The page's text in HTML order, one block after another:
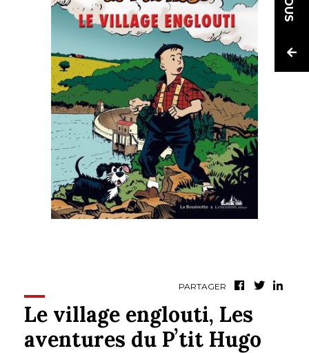
Le village englouti, Les
aventures du Pʼtit Hugo
PARTAGER